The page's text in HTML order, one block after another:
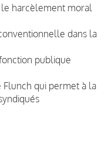
harcèlement moral
dans la
publique
Flunch qui permet à la